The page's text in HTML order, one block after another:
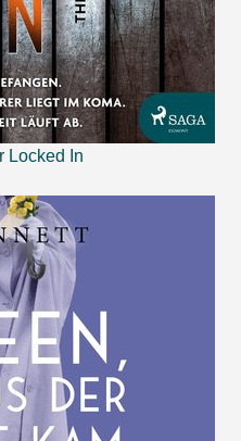
Locked In